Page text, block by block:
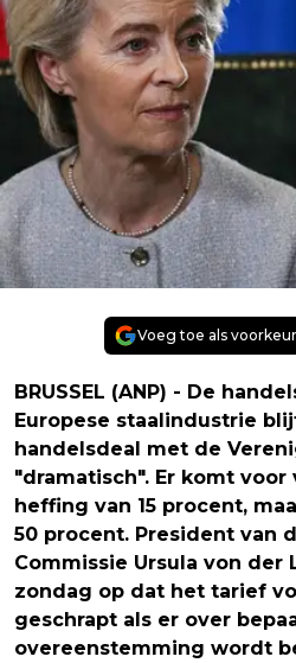
Voeg toe als
BRUSSEL (ANP) - De
Europese staalindustrie
handelsdeal met de
"dramatisch". Er komt
heffing van 15 procent,
50 procent. President van
Commissie Ursula von der
zondag op dat het tarief
geschrapt als er over
overeenstemming wordt